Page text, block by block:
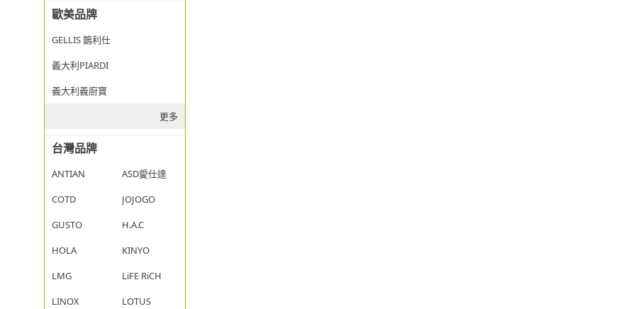
歐美品牌
GELLIS 鵲利仕
義大利PIARDI
義大利義廚寶
更多
台灣品牌
ANTIAN
ASD愛仕達
COTD
JOJOGO
GUSTO
H.A.C
HOLA
KINYO
LMG
LiFE RiCH
LINOX
LOTUS